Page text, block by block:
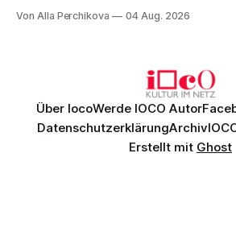
Genau so war der Abend im Kurhaus
Von Alla Perchikova 04 Aug. 2026
Über IocoWerde IOCO Autor
DatenschutzerklärungArchiv
Erstellt mit Ghost